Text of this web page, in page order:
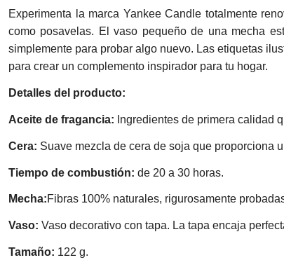
Experimenta la marca Yankee Candle totalmente
como posavelas. El vaso pequeño de una mecha
simplemente para probar algo nuevo. Las etiquetas
para crear un complemento inspirador para tu hogar.
Detalles del producto:
Aceite de fragancia: Ingredientes de primera calidad
Cera: Suave mezcla de cera de soja que proporciona
Tiempo de combustión: de 20 a 30 horas.
Mecha:Fibras 100% naturales, rigurosamente
Vaso: Vaso decorativo con tapa. La tapa encaja
Tamaño: 122 g.